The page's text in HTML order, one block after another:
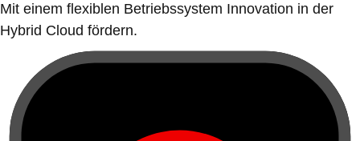
Mit einem flexiblen Betriebssystem Innovation in der
Hybrid Cloud fördern.